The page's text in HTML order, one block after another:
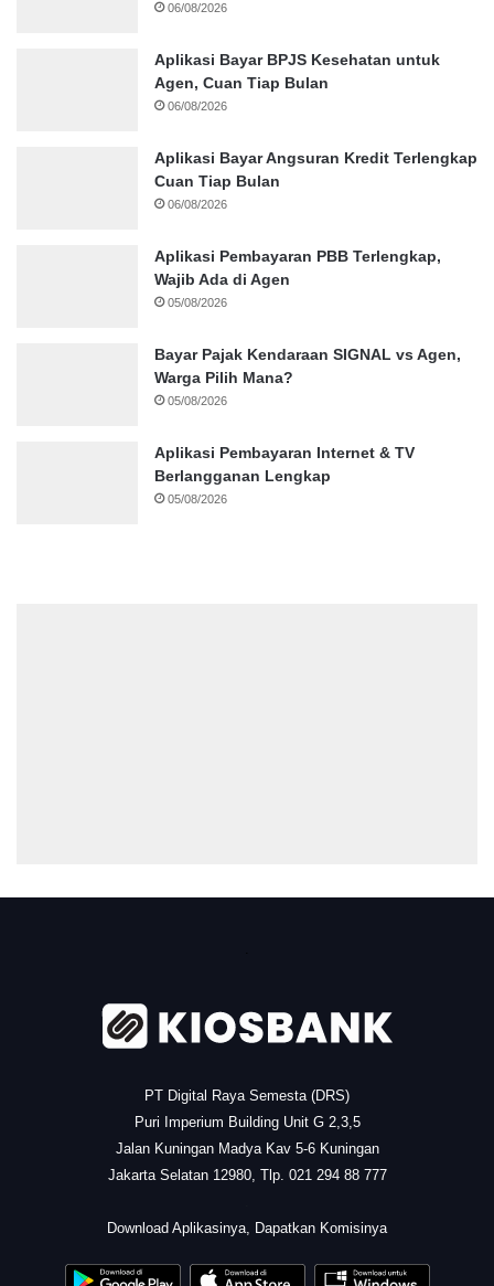
06/08/2026
Aplikasi Bayar BPJS Kesehatan untuk
Agen, Cuan Tiap Bulan
06/08/2026
Aplikasi Bayar Angsuran Kredit Terlengkap
Cuan Tiap Bulan
06/08/2026
Aplikasi Pembayaran PBB Terlengkap,
Wajib Ada di Agen
05/08/2026
Bayar Pajak Kendaraan SIGNAL vs Agen,
Warga Pilih Mana?
05/08/2026
Aplikasi Pembayaran Internet & TV
Berlangganan Lengkap
05/08/2026
PT Digital Raya Semesta (DRS)
Puri Imperium Building Unit G 2,3,5
Jalan Kuningan Madya Kav 5-6 Kuningan
Jakarta Selatan 12980, Tlp. 021 294 88 777
Download Aplikasinya, Dapatkan Komisinya